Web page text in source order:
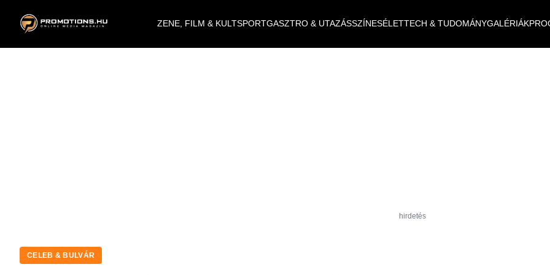
ZENE, FILM & KULTSPORTGASZTRO & UTAZÁSSZÍNESÉLETTECH & TUDOMÁNYGALÉRIÁK
hirdetés
CELEB & BULVÁR